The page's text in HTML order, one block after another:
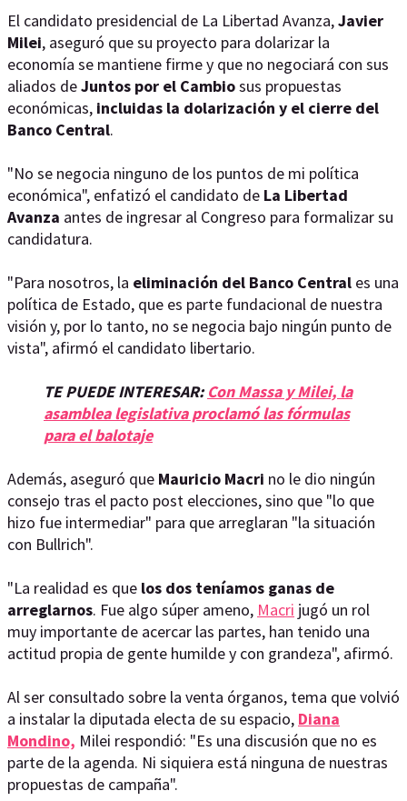
El candidato presidencial de La Libertad Avanza,Javier
Milei, aseguró que su proyecto para dolarizar la
economía se mantiene firme y que no negociará con sus
aliados deJuntos por el Cambiosus propuestas
económicas, incluidas la dolarización y el cierre del
Banco Central.
"No se negocia ninguno de los puntos de mi política
económica", enfatizó el candidato de La Libertad
Avanza antes de ingresar al Congreso para formalizar su
candidatura.
"Para nosotros, la eliminación del Banco Central es una
política de Estado, que es parte fundacional de nuestra
visión y, por lo tanto, no se negocia bajo ningún punto de
vista", afirmó el candidato libertario.
TE PUEDE INTERESAR:Con Massa y Milei, la
asamblea legislativa proclamó las fórmulas
para el balotaje
Además, aseguró que Mauricio Macri no le dio ningún
consejo tras el pacto post elecciones, sino que "lo que
hizo fue intermediar" para que arreglaran "la situación
con Bullrich".
"La realidad es que los dos teníamos ganas de
arreglarnos. Fue algo súper ameno, Macri jugó un rol
muy importante de acercar las partes, han tenido una
actitud propia de gente humilde y con grandeza", afirmó.
Al ser consultado sobre la venta órganos, tema que volvió
a instalar la diputada electa de su espacio, Diana
Mondino, Milei respondió: "Es una discusión que no es
parte de la agenda. Ni siquiera está ninguna de nuestras
propuestas de campaña".